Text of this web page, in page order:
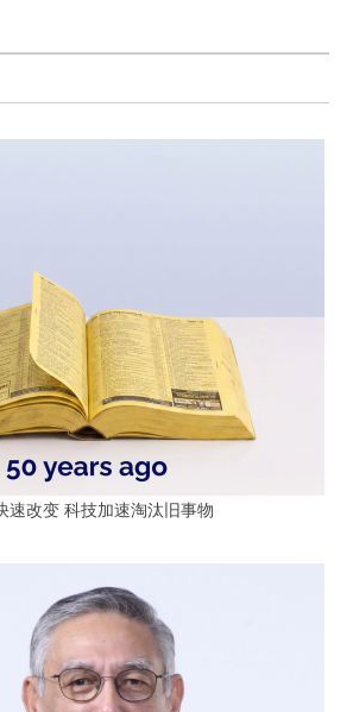
速改变 科技加速淘汰旧事物